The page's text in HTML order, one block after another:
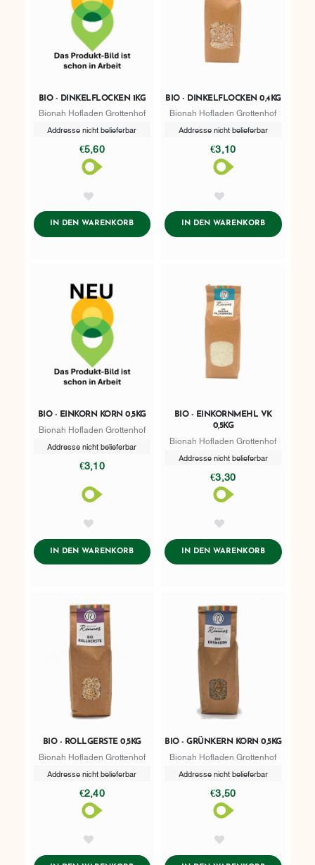
BIO - DINKELFLOCKEN 1KG
Bionah Hofladen Grottenhof
Addresse nicht belieferbar
€5,60
IN DEN WARENKORBADDTOCART
BIO - DINKELFLOCKEN 0,4KG
Bionah Hofladen Grottenhof
Addresse nicht belieferbar
€3,10
IN DEN WARENKORBADDTOCART
BIO - EINKORN KORN 0,5KG
Bionah Hofladen Grottenhof
Addresse nicht belieferbar
€3,10
IN DEN WARENKORBADDTOCART
BIO - EINKORNMEHL VK
0,5KG
Bionah Hofladen Grottenhof
Addresse nicht belieferbar
€3,30
IN DEN WARENKORBADDTOCART
BIO - ROLLGERSTE 0,5KG
Bionah Hofladen Grottenhof
Addresse nicht belieferbar
€2,40
BIO - GRÜNKERN KORN 0,5KG
Bionah Hofladen Grottenhof
Addresse nicht belieferbar
€3,50